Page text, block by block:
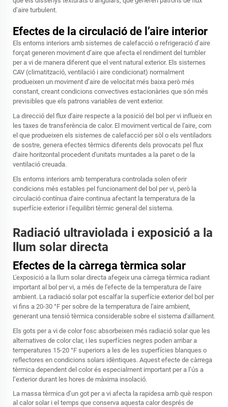
d’aire turbulent.
Efectes de la circulació de l’aire interior
Els entorns interiors amb sistemes de calefacció o refrigeració d’aire
forçat generen moviment d’aire que afecta el rendiment del tumbler
per a vi de manera diferent que el vent natural exterior. Els sistemes
CAV (climatització, ventilació i aire condicionat) normalment
produeixen un moviment d’aire de velocitat més baixa però més
constant, creant condicions convectives estacionàries que són més
previsibles que els patrons variables de vent exterior.
La direcció del flux d'aire respecte a la posició del bol per vi influeix en
les taxes de transferència de calor. El moviment vertical de l'aire, com
el que produeixen els sistemes de calefacció per sòl o els ventiladors
de sostre, genera efectes tèrmics diferents dels provocats pel flux
d'aire horitzontal procedent d'unitats muntades a la paret o de la
ventilació creuada.
Els entorns interiors amb temperatura controlada solen oferir
condicions més estables pel funcionament del bol per vi, però la
circulació contínua d'aire continua afectant la temperatura de la
superfície exterior i l'equilibri tèrmic general del sistema.
Radiació ultraviolada i exposició a la
llum solar directa
Efectes de la càrrega tèrmica solar
L'exposició a la llum solar directa afegeix una càrrega tèrmica radiant
important al bol per vi, a més de l'efecte de la temperatura de l'aire
ambient. La radiació solar pot escalfar la superfície exterior del bol per
vi fins a 20-30 °F per sobre de la temperatura de l'aire ambient,
generant una tensió tèrmica considerable sobre el sistema d'aïllament.
Els gots per a vi de color fosc absorbeixen més radiació solar que les
alternatives de color clar, i les superfícies negres poden arribar a
temperatures 15-20 °F superiors a les de les superfícies blanques o
reflectores en condicions solars idèntiques. Aquest efecte de càrrega
tèrmica dependent del color és especialment important per a l’ús a
l’exterior durant les hores de màxima insolació.
La massa tèrmica d’un got per a vi afecta la rapidesa amb què respon
al calor solar i el temps que conserva aquesta calor després de